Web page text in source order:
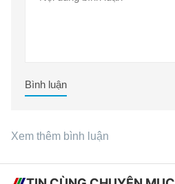
Bình luận
Xem thêm bình luận